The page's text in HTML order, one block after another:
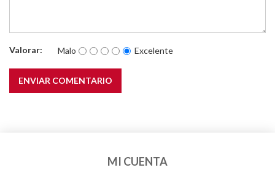
Valorar: Malo Excelente
ENVIAR COMENTARIO
MI CUENTA